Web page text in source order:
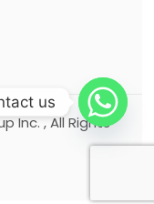
Inc., All Rights
us